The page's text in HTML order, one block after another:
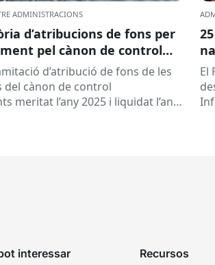
ADMINISTRACIONS
d’atribucions de fons per
pel cànon de control
meritat l’any 2025 i
2026
d’atribució de fons de les
del cànon de control
meritat l’any 2025 i liquidat l’any
El
interessar Recursos